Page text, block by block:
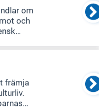
om
och
våra
främja